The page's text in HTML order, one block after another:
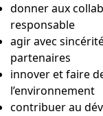
donner aux
responsable
agir avec
partenaires
innover et faire
l’environnement
contribuer au